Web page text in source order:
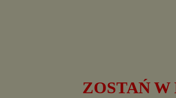
ZOSTAŃ W